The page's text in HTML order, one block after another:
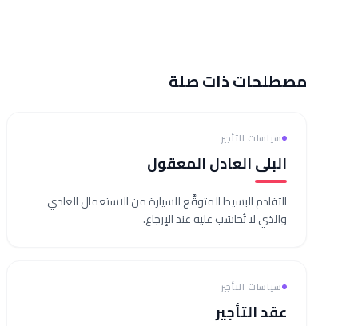
مصطلحات ذات صلة
سياسات التأجير
البلى العادل المعقول
التقادم البسيط المتوقَّع للسيارة من الاستعمال العادي
والذي لا تُحاسَب عليه عند الإرجاع.
سياسات التأجير
عقد التأجير